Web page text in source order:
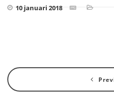
10 januari 2018